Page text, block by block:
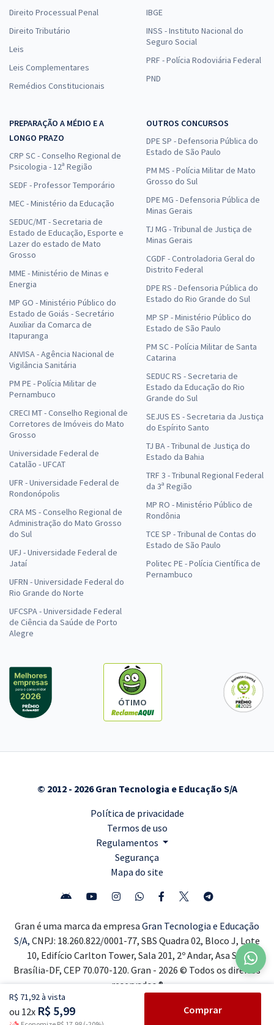
R$ 71,92 à vista
ou 12x R$ 5,99 Comprar
Direito Processual Penal
Direito Tributário
Leis
Leis Complementares
Remédios Constitucionais
IBGE
INSS - Instituto Nacional do
Seguro Social
PRF - Polícia Rodoviária Federal
PND
PREPARAÇÃO A MÉDIO E A
LONGO PRAZO
CRP SC - Conselho Regional de
Psicologia - 12ª Região
SEDF - Professor Temporário
MEC - Ministério da Educação
SEDUC/MT - Secretaria de
Estado de Educação, Esporte e
Lazer do estado de Mato
Grosso
MME - Ministério de Minas e
Energia
MP GO - Ministério Público do
Estado de Goiás - Secretário
Auxiliar da Comarca de
Itapuranga
ANVISA - Agência Nacional de
Vigilância Sanitária
PM PE - Polícia Militar de
Pernambuco
CRECI MT - Conselho Regional de
Corretores de Imóveis do Mato
Grosso
Universidade Federal de
Catalão - UFCAT
UFR - Universidade Federal de
Rondonópolis
CRA MS - Conselho Regional de
Administração do Mato Grosso
do Sul
UFJ - Universidade Federal de
Jataí
UFRN - Universidade Federal do
Rio Grande do Norte
UFCSPA - Universidade Federal
de Ciência da Saúde de Porto
Alegre
OUTROS CONCURSOS
DPE SP - Defensoria Pública do
Estado de São Paulo
PM MS - Polícia Militar de Mato
Grosso do Sul
DPE MG - Defensoria Pública de
Minas Gerais
TJ MG - Tribunal de Justiça de
Minas Gerais
CGDF - Controladoria Geral do
Distrito Federal
DPE RS - Defensoria Pública do
Estado do Rio Grande do Sul
MP SP - Ministério Público do
Estado de São Paulo
PM SC - Polícia Militar de Santa
Catarina
SEDUC RS - Secretaria de
Estado da Educação do Rio
Grande do Sul
SEJUS ES - Secretaria da Justiça
do Espírito Santo
TJ BA - Tribunal de Justiça do
Estado da Bahia
TRF 3 - Tribunal Regional Federal
da 3ª Região
MP RO - Ministério Público de
Rondônia
TCE SP - Tribunal de Contas do
Estado de São Paulo
Politec PE - Polícia Científica de
Pernambuco
ÓTIMO
© 2012 - 2026 Gran Tecnologia e Educação S/A
Política de privacidade
Termos de uso
Regulamentos
Segurança
Mapa do site
Gran é uma marca da empresa Gran Tecnologia e Educação
S/A, CNPJ: 18.260.822/0001-77, SBS Quadra 02, Bloco J, Lote
10, Edifício Carlton Tower, Sala 201, 2º Andar, Asa Sul,
Brasília-DF, CEP 70.070-120. Gran - 2026 © Todos os direitos
reservados ®